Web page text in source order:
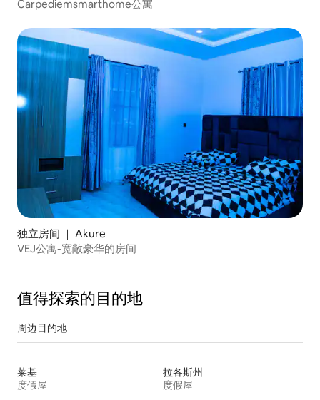
Carpediemsmarthome公寓
独立房间 ｜ Akure
VEJ公寓-宽敞豪华的房间
值得探索的目的地
周边目的地
莱基
度假屋
拉各斯州
度假屋